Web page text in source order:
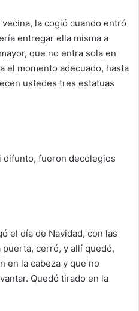
la cogió cuando entró
entregar ella misma a
que no entra sola en
el momento adecuado, hasta
ustedes tres estatuas
difunto, fueron decolegios
el día de Navidad, con las
cerró, y allí quedó,
en la cabeza y que no
Quedó tirado en la